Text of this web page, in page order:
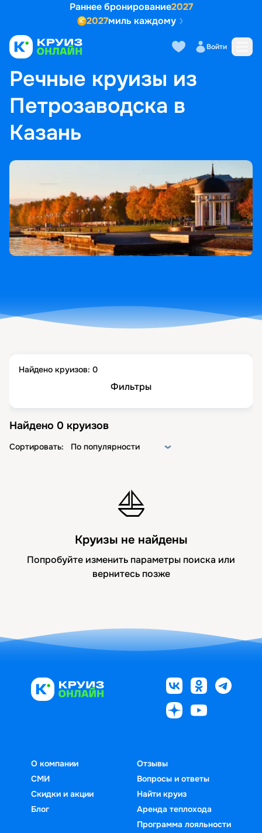
Раннее бронирование2027
2027миль каждому
Войти
ГЛАВНАЯ • ПОПУЛЯРНЫЕ НАПРАВЛЕНИЯ
РЕЧНЫЕ КРУИЗЫ ИЗ ПЕТРОЗАВОДСКА В КАЗАНЬ
Речные круизы из
Петрозаводска в
Казань
Найдено круизов: 0
Фильтры
Найдено 0 круизов
Сортировать: По популярности
⛵
Круизы не найдены
Попробуйте изменить параметры поиска или
вернитесь позже
О компании
СМИ
Скидки и акции
Блог
Отзывы
Вопросы и ответы
Найти круиз
Аренда теплохода
Программа лояльности